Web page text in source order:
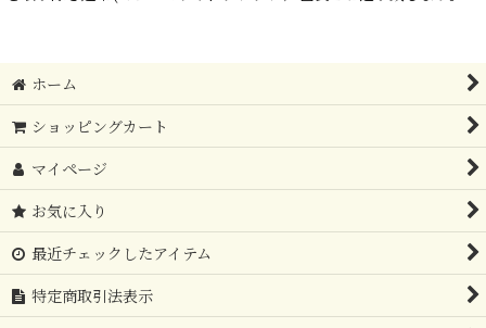
ホーム
ショッピングカート
マイページ
お気に入り
最近チェックしたアイテム
特定商取引法表示